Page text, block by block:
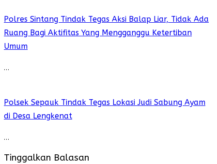
Polres Sintang Tindak Tegas Aksi Balap Liar, Tidak Ada
Ruang Bagi Aktifitas Yang Mengganggu Ketertiban
Umum
…
Polsek Sepauk Tindak Tegas Lokasi Judi Sabung Ayam
di Desa Lengkenat
…
Tinggalkan Balasan